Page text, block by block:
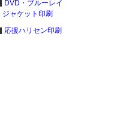
DVD・ブルーレイ
ジャケット印刷
応援ハリセン印刷